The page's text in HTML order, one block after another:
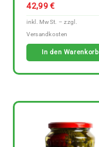
42,99€
In den Warenkorb